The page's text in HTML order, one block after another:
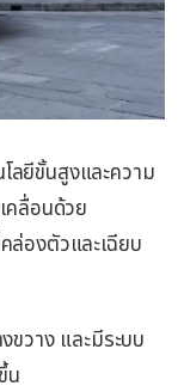
ลยีขั้นสูงและความ
คลื่อนด้วย
ล่องตัวและเฉียบ
วาง และมีระบบ
น